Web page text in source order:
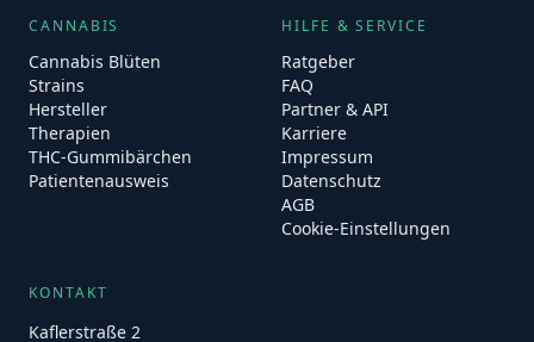
CANNABIS
Cannabis Blüten
Strains
Hersteller
Therapien
THC-Gummibärchen
Patientenausweis
HILFE & SERVICE
Ratgeber
FAQ
Partner & API
Karriere
Impressum
Datenschutz
AGB
Cookie-Einstellungen
KONTAKT
Kaflerstraße 2